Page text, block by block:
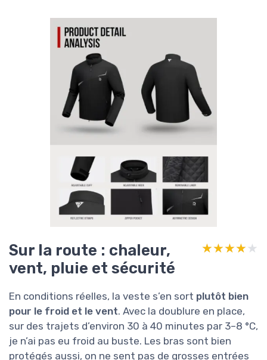
Sur la route : chaleur,
vent, pluie et sécurité
★★★★★
★★★★★
En conditions réelles, la veste s’en sort plutôt bien
pour le froid et le vent. Avec la doublure en place,
sur des trajets d’environ 30 à 40 minutes par 3–8 °C,
je n’ai pas eu froid au buste. Les bras sont bien
protégés aussi, on ne sent pas de grosses entrées